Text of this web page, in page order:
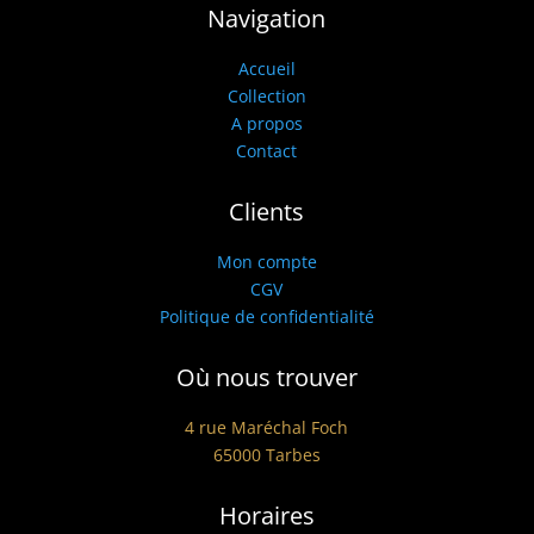
Navigation
Accueil
Collection
A propos
Contact
Clients
Mon compte
CGV
Politique de confidentialité
Où nous trouver
4 rue Maréchal Foch
65000 Tarbes
Horaires